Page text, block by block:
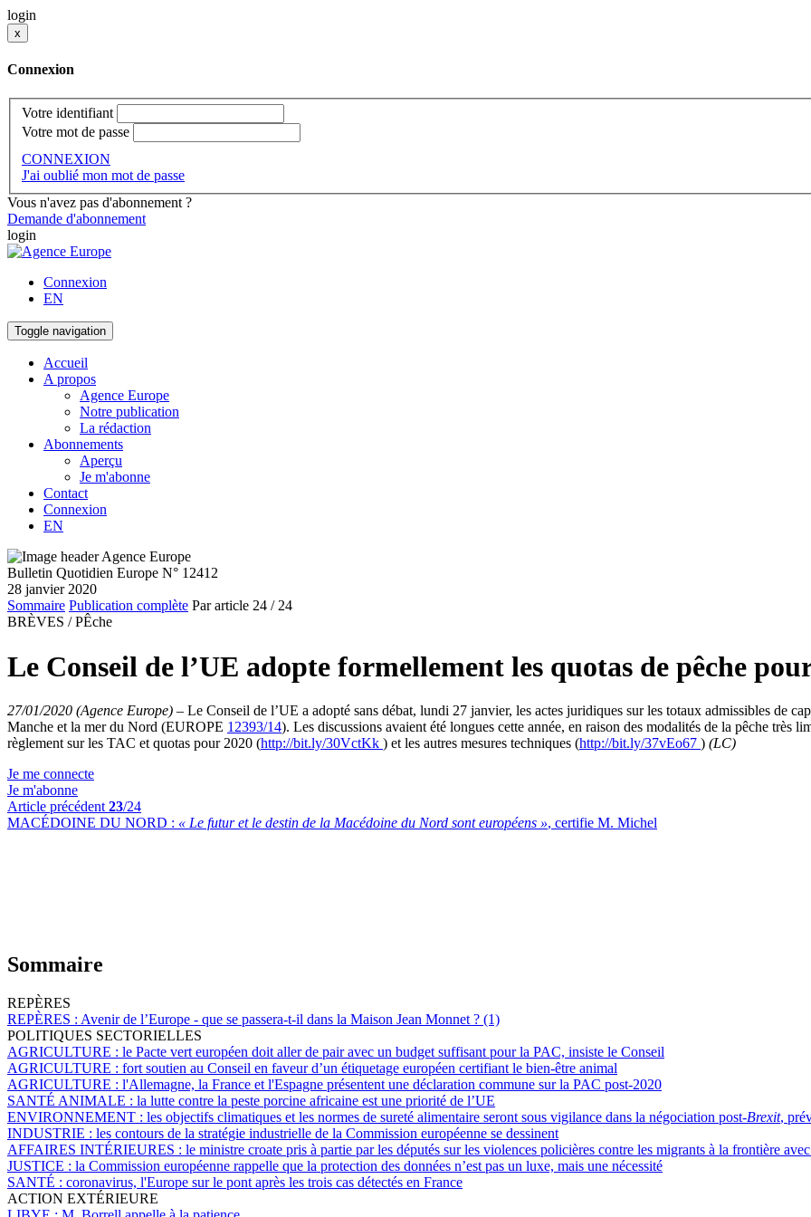
login
x
Connexion
Votre identifiant
Votre mot de passe
CONNEXION
J'ai oublié mon mot de passe
Vous n'avez pas d'abonnement ?
Demande d'abonnement
login
Connexion
EN
Toggle navigation
Accueil
A propos
Agence Europe
Notre publication
La rédaction
Abonnements
Aperçu
Je m'abonne
Contact
Connexion
EN
Bulletin Quotidien Europe N° 12412
28 janvier 2020
Sommaire Publication complète Par article 24 / 24
BRÈVES / PÊche
Le Conseil de l’UE adopte formellement les quotas de pêche
27/01/2020 (Agence Europe) – Le Conseil de l’UE a adopté sans débat, lundi 27 janvier, les actes juridiques sur les totaux admissibles de
Manche et la mer du Nord (EUROPE 12393/14). Les discussions avaient été longues cette année, en raison des modalités de la pêche très
règlement sur les TAC et quotas pour 2020 (http://bit.ly/30VctKk ) et les autres mesures techniques (http://bit.ly/37vEo67 ) (LC)
Je me connecte
Je m'abonne
Article précédent 23/24
MACÉDOINE DU NORD : « Le futur et le destin de la Macédoine du Nord sont européens », certifie M. Michel
Sommaire
REPÈRES
REPÈRES : Avenir de l’Europe - que se passera-t-il dans la Maison Jean Monnet ? (1)
POLITIQUES SECTORIELLES
AGRICULTURE : le Pacte vert européen doit aller de pair avec un budget suffisant pour la PAC, insiste le Conseil
AGRICULTURE : fort soutien au Conseil en faveur d’un étiquetage européen certifiant le bien-être animal
AGRICULTURE : l'Allemagne, la France et l'Espagne présentent une déclaration commune sur la PAC post-2020
SANTÉ ANIMALE : la lutte contre la peste porcine africaine est une priorité de l’UE
ENVIRONNEMENT : les objectifs climatiques et les normes de sureté alimentaire seront sous vigilance dans la négociation post-Brexit,
INDUSTRIE : les contours de la stratégie industrielle de la Commission européenne se dessinent
AFFAIRES INTÉRIEURES : le ministre croate pris à partie par les députés sur les violences policières contre les migrants à la frontière
JUSTICE : la Commission européenne rappelle que la protection des données n’est pas un luxe, mais une nécessité
SANTÉ : coronavirus, l'Europe sur le pont après les trois cas détectés en France
ACTION EXTÉRIEURE